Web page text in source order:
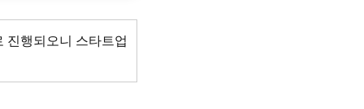
진행되오니 스타트업